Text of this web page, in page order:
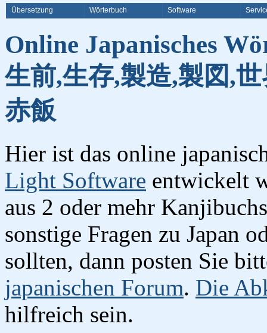
Übersetzung Wörterbuch Software
Online Japanisches
生前,生存,製造,製図,
赤飯
Hier ist das online
Light Software entwickelt
aus 2 oder mehr
sonstige Fragen zu Japan
sollten, dann posten Sie
japanischen Forum. Die
hilfreich sein.